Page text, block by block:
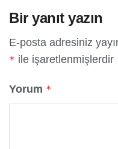
Bir yanıt yazın
E-posta adresiniz
* ile işaretlenmişlerdir
Yorum *